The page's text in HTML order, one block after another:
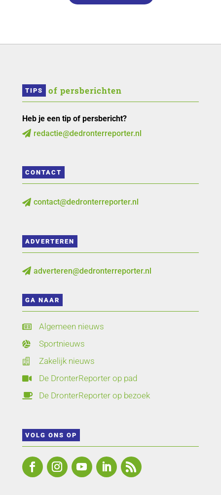
TIPS of persberichten
Heb je een tip of persbericht?
 redactie@dedronterreporter.nl
CONTACT
 contact@dedronterreporter.nl
ADVERTEREN
 adverteren@dedronterreporter.nl
GA NAAR
 Algemeen nieuws
 Sportnieuws
 Zakelijk nieuws
 De DronterReporter op pad
 De DronterReporter op bezoek
VOLG ONS OP